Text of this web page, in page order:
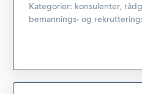
Kategorier: konsulenter,
bemannings- og